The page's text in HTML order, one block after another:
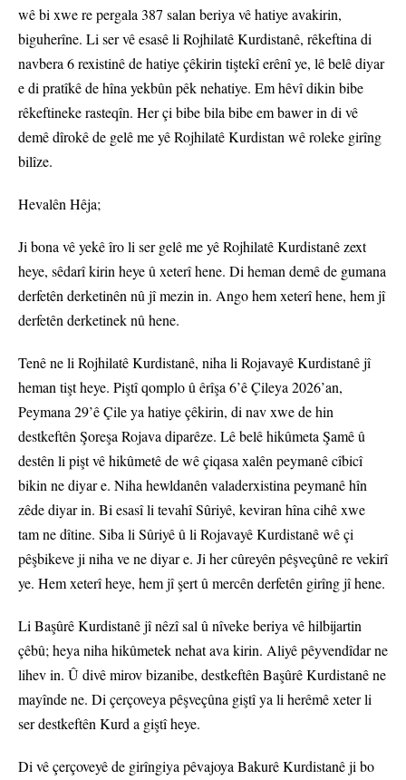
wê bi xwe re pergala 387 salan beriya vê hatiye avakirin,
biguherîne. Li ser vê esasê li Rojhilatê Kurdistanê, rêkeftina di
navbera 6 rexistinê de hatiye çêkirin tiştekî erênî ye, lê belê diyar
e di pratîkê de hîna yekbûn pêk nehatiye. Em hêvî dikin bibe
rêkeftineke rasteqîn. Her çi bibe bila bibe em bawer in di vê
demê dîrokê de gelê me yê Rojhilatê Kurdistan wê roleke girîng
bilîze.
Hevalên Hêja;
Ji bona vê yekê îro li ser gelê me yê Rojhilatê Kurdistanê zext
heye, sêdarî kirin heye û xeterî hene. Di heman demê de gumana
derfetên derketinên nû jî mezin in. Ango hem xeterî hene, hem jî
derfetên derketinek nû hene.
Tenê ne li Rojhilatê Kurdistanê, niha li Rojavayê Kurdistanê jî
heman tişt heye. Piştî qomplo û êrîşa 6’ê Çileya 2026’an,
Peymana 29’ê Çile ya hatiye çêkirin, di nav xwe de hin
destkeftên Şoreşa Rojava diparêze. Lê belê hikûmeta Şamê û
destên li pişt vê hikûmetê de wê çiqasa xalên peymanê cîbicî
bikin ne diyar e. Niha hewldanên valaderxistina peymanê hîn
zêde diyar in. Bi esasî li tevahî Sûriyê, keviran hîna cihê xwe
tam ne dîtine. Siba li Sûriyê û li Rojavayê Kurdistanê wê çi
pêşbikeve ji niha ve ne diyar e. Ji her cûreyên pêşveçûnê re vekirî
ye. Hem xeterî heye, hem jî şert û mercên derfetên girîng jî hene.
Li Başûrê Kurdistanê jî nêzî sal û nîveke beriya vê hilbijartin
çêbû; heya niha hikûmetek nehat ava kirin. Aliyê pêyvendîdar ne
lihev in. Û divê mirov bizanibe, destkeftên Başûrê Kurdistanê ne
mayînde ne. Di çerçoveya pêşveçûna giştî ya li herêmê xeter li
ser destkeftên Kurd a giştî heye.
Di vê çerçoveyê de girîngiya pêvajoya Bakurê Kurdistanê ji bo